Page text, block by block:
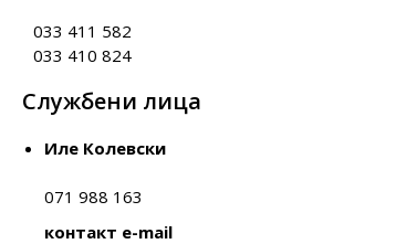
033 411 582
033 410 824
Службени лица
Иле Колевски
071 988 163
контакт e-mail